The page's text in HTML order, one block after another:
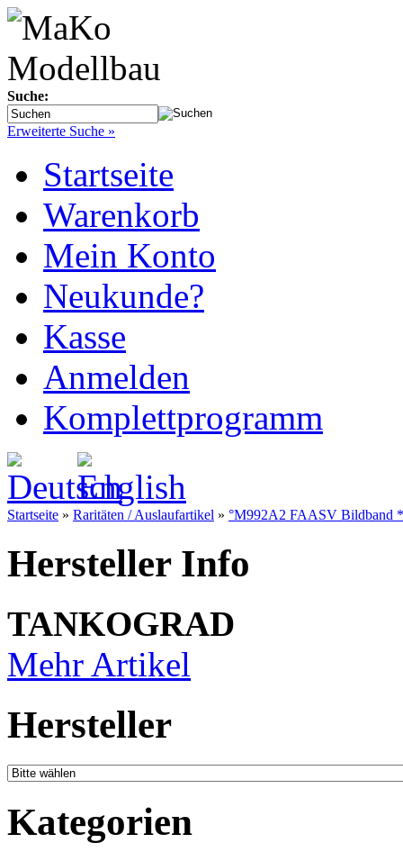
Suche:
Erweiterte Suche »
Startseite
Warenkorb
Mein Konto
Neukunde?
Kasse
Anmelden
Komplettprogramm
Startseite » Raritäten / Auslaufartikel » °M992A2 FAASV Bildband
Hersteller Info
TANKOGRAD
Mehr Artikel
Hersteller
Kategorien